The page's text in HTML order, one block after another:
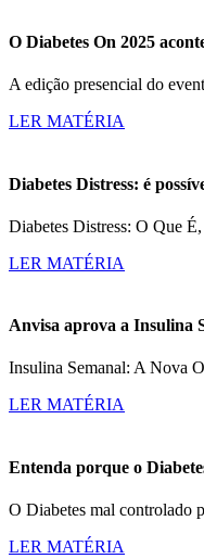
O Diabetes On 2025
A edição presencial do
LER MATÉRIA
Diabetes Distress: é
Diabetes Distress: O Que
LER MATÉRIA
Anvisa aprova a Insulina
Insulina Semanal: A Nova
LER MATÉRIA
Entenda porque o
O Diabetes mal controlado
LER MATÉRIA